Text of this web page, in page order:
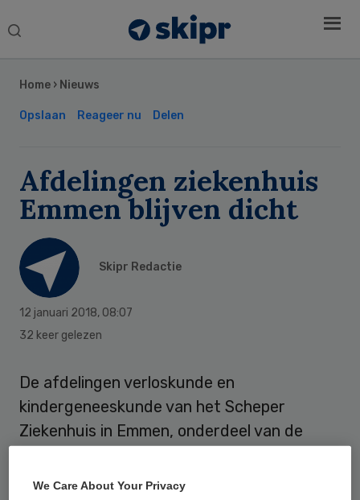
Search
Home › Nieuws
Opslaan Reageer nu Delen
Afdelingen ziekenhuis
Emmen blijven dicht
Skipr Redactie
12 januari 2018, 08:07
32 keer gelezen
De afdelingen verloskunde en
kindergeneeskunde van het Scheper
Ziekenhuis in Emmen, onderdeel van de
Op de locatie is sprake van een tekort aan
Sidebar
We Care About Your Privacy